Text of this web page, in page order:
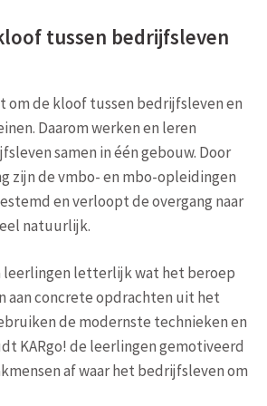
tussen bedrijfsleven
om de kloof tussen bedrijfsleven en
Daarom werken en leren
samen in één gebouw. Door
zijn de vmbo- en mbo-opleidingen
en verloopt de overgang naar
natuurlijk.
leerlingen letterlijk wat het beroep
aan concrete opdrachten uit het
de modernste technieken en
KARgo! de leerlingen gemotiveerd
af waar het bedrijfsleven om